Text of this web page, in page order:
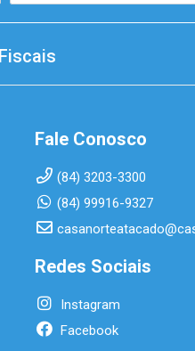
Fale Conosco
(84) 3203-3300
(84) 99916-9327
Redes Sociais
Instagram
Facebook